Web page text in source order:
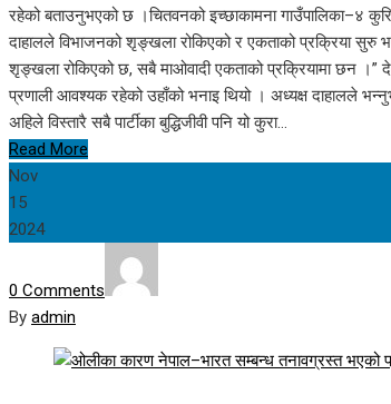
रहेको बताउनुभएको छ ।चितवनको इच्छाकामना गाउँपालिका–४
दाहालले विभाजनको शृङ्खला रोकिएको र एकताको प्रक्रिया सुरु
शृङ्खला रोकिएको छ, सबै माओवादी एकताको प्रक्रियामा छन ।”
प्रणाली आवश्यक रहेको उहाँको भनाइ थियो । अध्यक्ष दाहालले
अहिले विस्तारै सबै पार्टीका बुद्धिजीवी पनि यो कुरा…
Read More
Nov
15
2024
0 Comments
By admin